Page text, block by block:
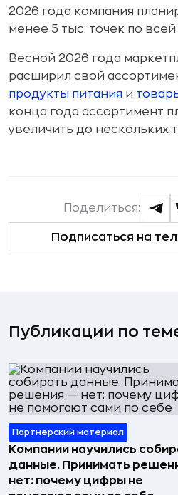
2026 года компания
менее 5 тыс. точек по
Весной 2026 года
расширил свой
продукты питания и
конца года ассортимент
увеличить до нескольких
Подписаться на
Поделиться:
Публикации по
Партнёрский материал
Компании научились
данные. Принимать
нет: почему цифры не